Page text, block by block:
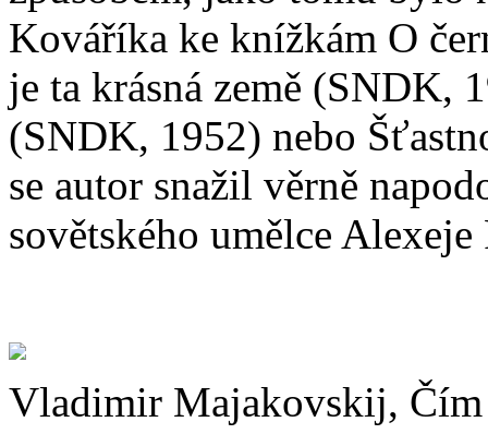
Kováříka ke knížkám O
je ta krásná země (SNDK,
(SNDK, 1952) nebo
se autor snažil věrně
sovětského umělce Alexeje
Vladimir Majakovskij, Čím